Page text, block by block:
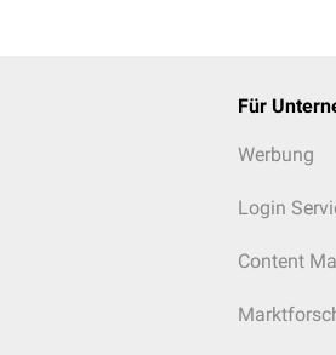
Für
Werbung
Login
Content